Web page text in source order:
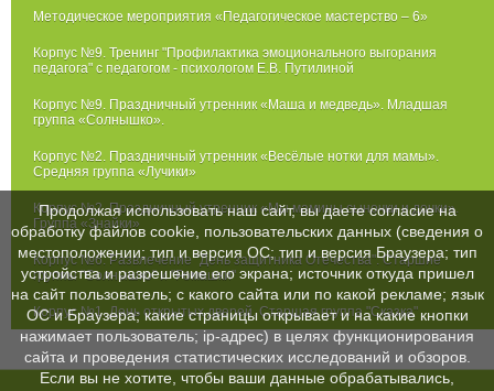
Методическое мероприятия «Педагогическое мастерство – 6»
Корпус №9. Тренинг "Профилактика эмоционального выгорания
педагога" с педагогом - психологом Е.В. Путилиной
Корпус №9. Праздничный утренник «Маша и медведь». Младшая
группа «Солнышко».
Корпус №2. Праздничный утренник «Весёлые нотки для мамы».
Средняя группа «Лучики»
Корпус №2. Праздничный утренник «Мы мамины сыночки и дочки».
Группа «Знайки»
Корпус №6. Развлечение "День защитника Отечества". Старшие
группы "Солнышко" и "Ромашки"
Корпус №1. День открытых дверей. Старшая группа "Сказка"
Продолжая использовать наш сайт, вы даете согласие на
обработку файлов cookie, пользовательских данных (сведения о
местоположении; тип и версия ОС; тип и версия Браузера; тип
устройства и разрешение его экрана; источник откуда пришел
на сайт пользователь; с какого сайта или по какой рекламе; язык
ОС и Браузера; какие страницы открывает и на какие кнопки
нажимает пользователь; ip-адрес) в целях функционирования
сайта и проведения статистических исследований и обзоров.
Если вы не хотите, чтобы ваши данные обрабатывались,